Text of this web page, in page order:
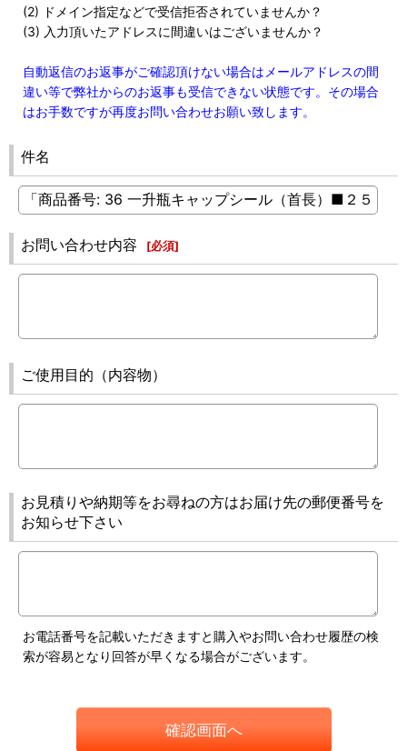
(2) ドメイン指定などで受信拒否されていませんか？
(3) 入力頂いたアドレスに間違いはございませんか？
自動返信のお返事がご確認頂けない場合はメールアドレスの間
違い等で弊社からのお返事も受信できない状態です。その場合
はお手数ですが再度お問い合わせお願い致します。
件名
お問い合わせ内容 [必須]
ご使用目的（内容物）
お見積りや納期等をお尋ねの方はお届け先の郵便番号を
お知らせ下さい
お電話番号を記載いただきますと購入やお問い合わせ履歴の検
索が容易となり回答が早くなる場合がございます。
確認画面へ